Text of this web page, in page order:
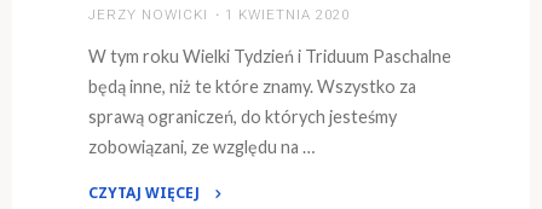
JERZY NOWICKI 1 KWIETNIA 2020
W tym roku Wielki Tydzień i Triduum Paschalne
będą inne, niż te które znamy. Wszystko za
sprawą ograniczeń, do których jesteśmy
zobowiązani, ze względu na …
CZYTAJ WIĘCEJ